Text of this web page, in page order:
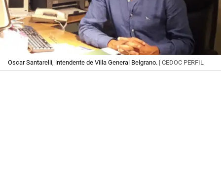
Oscar Santarelli, intendente de Villa General Belgrano. | CEDOC PERFIL